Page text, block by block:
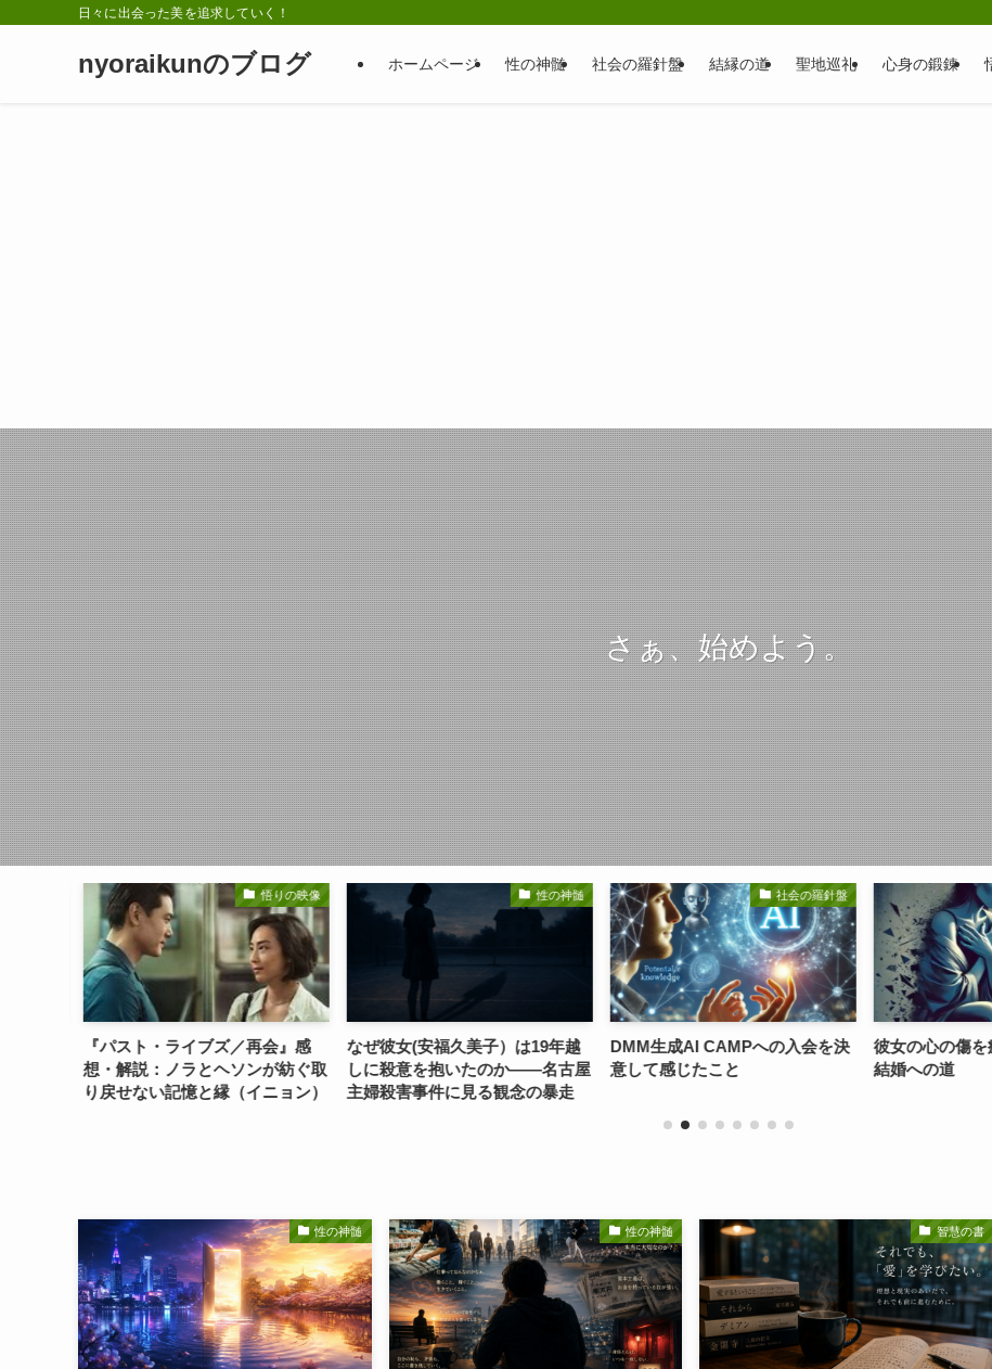
日々に出会った美を追求していく！
nyoraikunのブログ ホームページ 性の神髄 社会の羅針盤 結縁の道 聖地巡礼 心身の鍛錬
さぁ、始めよう。
悟りの映像
『パスト・ライブズ／再会』感
想・解説：ノラとヘソンが紡ぐ取
り戻せない記憶と縁（イニョン）
性の神髄
なぜ彼女(安福久美子）は19年越
しに殺意を抱いたのか――名古屋
主婦殺害事件に見る観念の暴走
社会の羅針盤
DMM生成AI CAMPへの入会を決
意して感じたこと
彼女の心の傷を
結婚への道
性の神髄 性の神髄 智慧の書